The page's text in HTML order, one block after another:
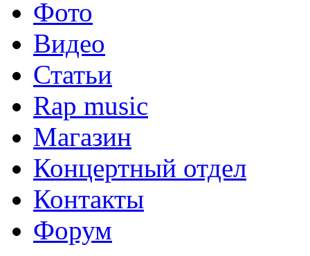
Фото
Видео
Статьи
Rap music
Магазин
Концертный отдел
Контакты
Форум